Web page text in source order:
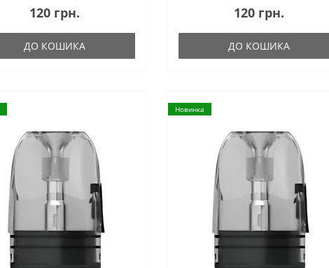
120 грн.
ДО КОШИКА
120 грн.
ДО КОШИКА
Новинка